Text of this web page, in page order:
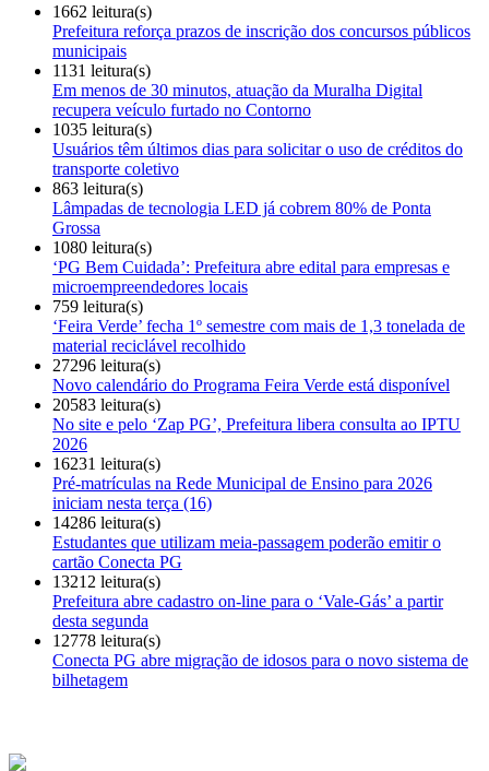
1662 leitura(s)
Prefeitura reforça prazos de inscrição dos concursos públicos
municipais
1131 leitura(s)
Em menos de 30 minutos, atuação da Muralha Digital
recupera veículo furtado no Contorno
1035 leitura(s)
Usuários têm últimos dias para solicitar o uso de créditos do
transporte coletivo
863 leitura(s)
Lâmpadas de tecnologia LED já cobrem 80% de Ponta
Grossa
1080 leitura(s)
‘PG Bem Cuidada’: Prefeitura abre edital para empresas e
microempreendedores locais
759 leitura(s)
‘Feira Verde’ fecha 1º semestre com mais de 1,3 tonelada de
material reciclável recolhido
27296 leitura(s)
Novo calendário do Programa Feira Verde está disponível
20583 leitura(s)
No site e pelo ‘Zap PG’, Prefeitura libera consulta ao IPTU
2026
16231 leitura(s)
Pré-matrículas na Rede Municipal de Ensino para 2026
iniciam nesta terça (16)
14286 leitura(s)
Estudantes que utilizam meia-passagem poderão emitir o
cartão Conecta PG
13212 leitura(s)
Prefeitura abre cadastro on-line para o ‘Vale-Gás’ a partir
desta segunda
12778 leitura(s)
Conecta PG abre migração de idosos para o novo sistema de
bilhetagem